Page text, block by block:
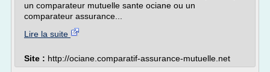
un comparateur mutuelle sante ociane ou un
comparateur assurance...
Lire la suite
Site : http://ociane.comparatif-assurance-mutuelle.net